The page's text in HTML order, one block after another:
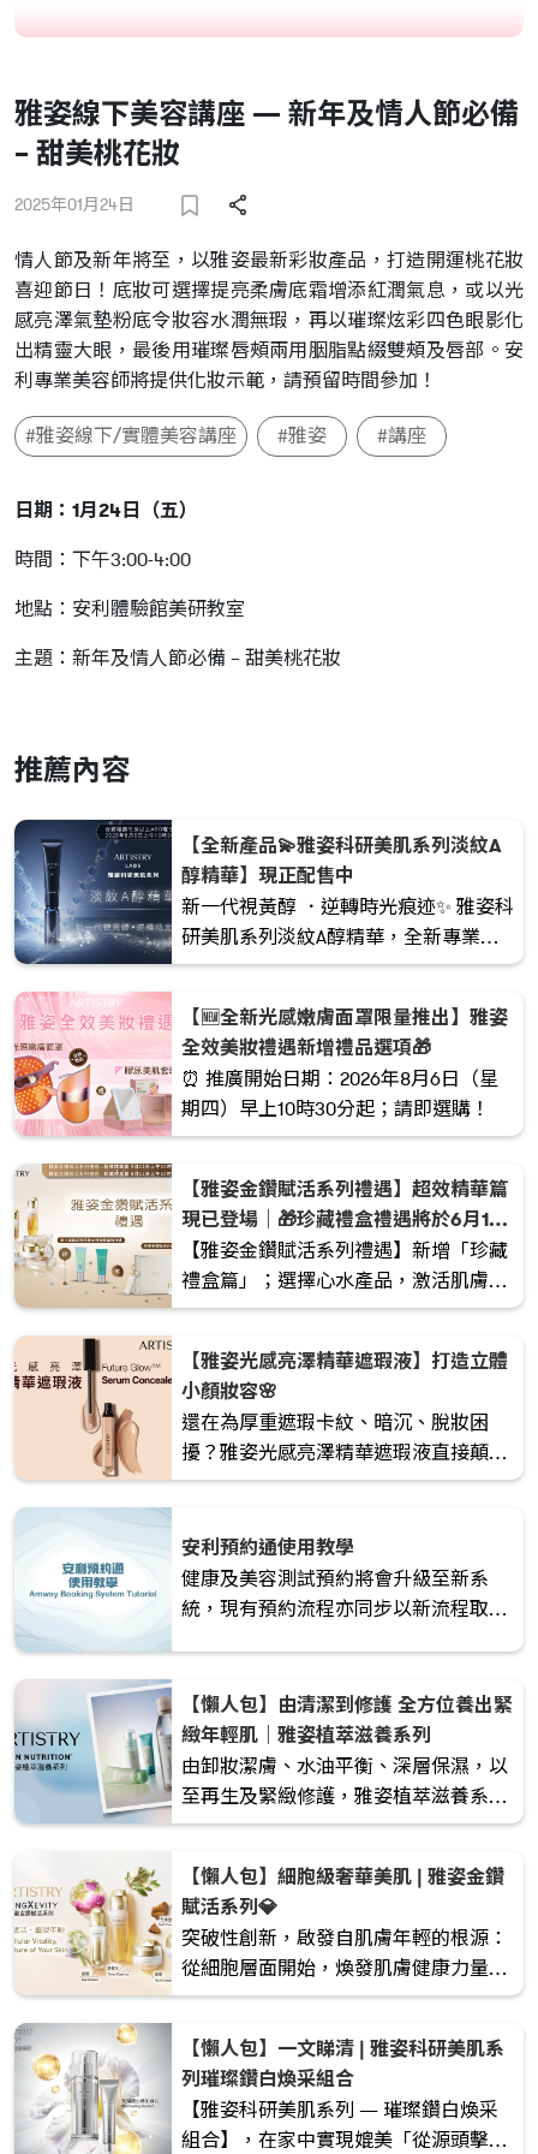
雅姿線下美容講座 — 新年及情人節必備
– 甜美桃花妝
2025年01月24日
情人節及新年將至，以雅姿最新彩妝產品，打造開運桃花妝
喜迎節日！底妝可選擇提亮柔膚底霜增添紅潤氣息，或以光
感亮澤氣墊粉底令妝容水潤無瑕，再以璀璨炫彩四色眼影化
出精靈大眼，最後用璀璨唇頰兩用胭脂點綴雙頰及唇部。安
利專業美容師將提供化妝示範，請預留時間參加！
#雅姿線下/實體美容講座 #雅姿 #講座
日期：1月24日（五）
時間：下午3:00-4:00
地點：安利體驗館美研教室
主題：新年及情人節必備 – 甜美桃花妝
推薦內容
【全新產品💫雅姿科研美肌系列淡紋A
醇精華】現正配售中
新一代視黃醇 ．逆轉時光痕迹✨ 雅姿科
研美肌系列淡紋A醇精華，全新專業抗
皺配方，重新定義視黃醇護膚表現。
【🆕全新光感嫩膚面罩限量推出】雅姿
全效美妝禮遇新增禮品選項🎁
⏰ 推廣開始日期：2026年8月6日（星
期四）早上10時30分起；請即選購！
【雅姿金鑽賦活系列禮遇】超效精華篇
現已登場｜🎁珍藏禮盒禮遇將於6月11
日早上10時30分推出_x
【雅姿金鑽賦活系列禮遇】新增「珍藏
禮盒篇」；選擇心水產品，激活肌膚年
輕能量。
【雅姿光感亮澤精華遮瑕液】打造立體
小顏妝容🌸
還在為厚重遮瑕卡紋、暗沉、脫妝困
擾？雅姿光感亮澤精華遮瑕液直接顛覆
你對遮瑕液的想像！
安利預約通使用教學
健康及美容測試預約將會升級至新系
統，現有預約流程亦同步以新流程取
【懶人包】由清潔到修護 全方位養出緊
緻年輕肌｜雅姿植萃滋養系列
由卸妝潔膚、水油平衡、深層保濕，以
至再生及緊緻修護，雅姿植萃滋養系列
能全面照顧肌膚日常所需。系列針對不
淨、穩定、水潤與彈潤狀態，輕鬆養成
健康透亮好膚質。
【懶人包】細胞級奢華美肌 | 雅姿金鑽
賦活系列💎
突破性創新，啟發自肌膚年輕的根源：
從細胞層面開始，煥發肌膚健康力量。
雅姿金鑽賦活系列貫徹守護肌膚的整個
效對抗歲月痕跡。
【懶人包】一文睇清 | 雅姿科研美肌系
列璀璨鑽白煥采組合
【雅姿科研美肌系列 — 璀璨鑽白煥采
組合】，在家中實現媲美「從源頭擊退